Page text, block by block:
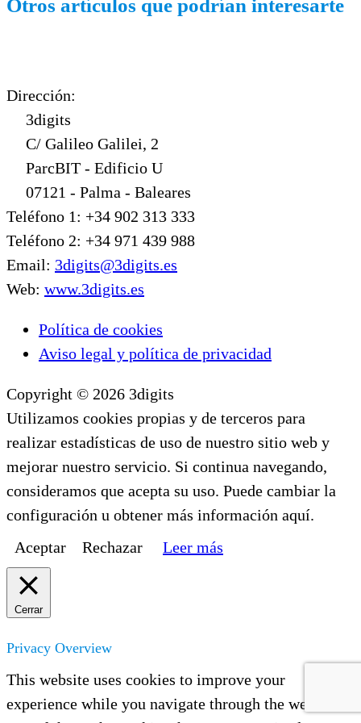
Otros artículos que podrían interesarte
Dirección:
3digits
C/ Galileo Galilei, 2
ParcBIT - Edificio U
07121 - Palma - Baleares
Teléfono 1: +34 902 313 333
Teléfono 2: +34 971 439 988
Email: 3digits@3digits.es
Web: www.3digits.es
Política de cookies
Aviso legal y política de privacidad
Copyright © 2026 3digits
Utilizamos cookies propias y de terceros para
realizar estadísticas de uso de nuestro sitio web y
mejorar nuestro servicio. Si continua navegando,
consideramos que acepta su uso. Puede cambiar la
configuración u obtener más información aquí.
Aceptar
Rechazar Leer más
Cerrar
Privacy Overview
This website uses cookies to improve your
experience while you navigate through the website.